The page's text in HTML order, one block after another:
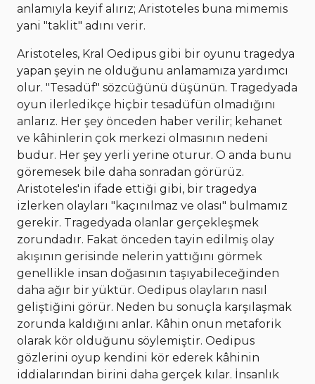
anlamıyla keyif alırız; Aristoteles buna mimemis
yani "taklit" adını verir.
Aristoteles, Kral Oedipus gibi bir oyunu tragedya
yapan şeyin ne olduğunu anlamamıza yardımcı
olur. "Tesadüf" sözcüğünü düşünün. Tragedyada
oyun ilerledikçe hiçbir tesadüfün olmadığını
anlarız. Her şey önceden haber verilir; kehanet
ve kâhinlerin çok merkezi olmasının nedeni
budur. Her şey yerli yerine oturur. O anda bunu
göremesek bile daha sonradan görürüz.
Aristoteles'in ifade ettiği gibi, bir tragedya
izlerken olayları "kaçınılmaz ve olası" bulmamız
gerekir. Tragedyada olanlar gerçekleşmek
zorundadır. Fakat önceden tayin edilmiş olay
akışının gerisinde nelerin yattığını görmek
genellikle insan doğasının taşıyabileceğinden
daha ağır bir yüktür. Oedipus olayların nasıl
geliştiğini görür. Neden bu sonuçla karşılaşmak
zorunda kaldığını anlar. Kâhin onun metaforik
olarak kör olduğunu söylemiştir. Oedipus
gözlerini oyup kendini kör ederek kâhinin
iddialarından birini daha gerçek kılar. İnsanlık